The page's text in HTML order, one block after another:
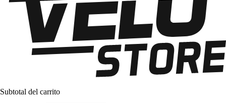
Subtotal del carrito